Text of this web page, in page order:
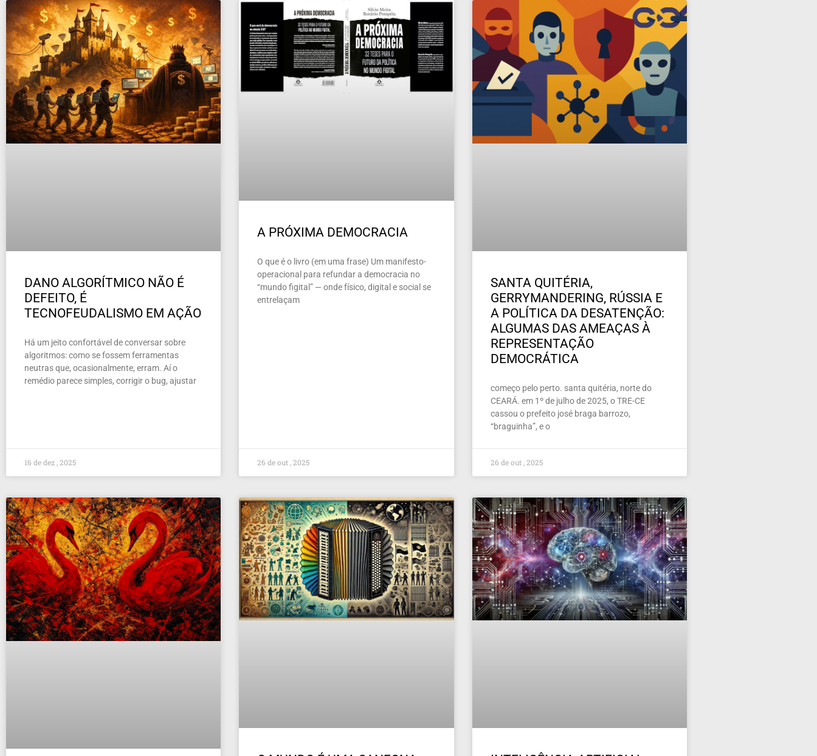
DANO ALGORÍTMICO NÃO É
DEFEITO, É
TECNOFEUDALISMO EM AÇÃO
Há um jeito confortável de conversar sobre
algoritmos: como se fossem ferramentas
neutras que, ocasionalmente, erram. Aí o
remédio parece simples, corrigir o bug, ajustar
16 de dez , 2025
A PRÓXIMA DEMOCRACIA
O que é o livro (em uma frase) Um manifesto-
operacional para refundar a democracia no
“mundo figital” — onde físico, digital e social se
entrelaçam
26 de out , 2025
SANTA QUITÉRIA,
GERRYMANDERING, RÚSSIA E
A POLÍTICA DA DESATENÇÃO:
ALGUMAS DAS AMEAÇAS À
REPRESENTAÇÃO
DEMOCRÁTICA
começo pelo perto. santa quitéria, norte do
CEARÁ. em 1º de julho de 2025, o TRE-CE
cassou o prefeito josé braga barrozo,
“braguinha”, e o
26 de out , 2025